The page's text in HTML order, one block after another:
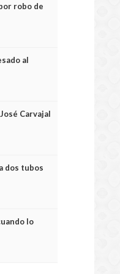
robo de
al
Carvajal
dos tubos
lo